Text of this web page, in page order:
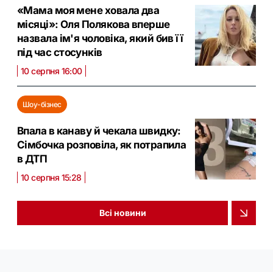
«Мама моя мене ховала два
місяці»: Оля Полякова вперше
назвала ім'я чоловіка, який бив її
під час стосунків
10 серпня 16:00
Шоу-бізнес
Впала в канаву й чекала швидку:
Сімбочка розповіла, як потрапила
в ДТП
10 серпня 15:28
Всі новини